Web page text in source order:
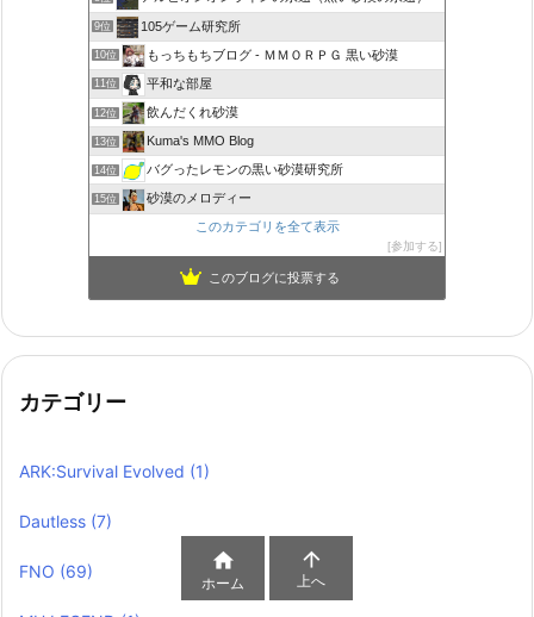
9位 105ゲーム研究所
10位 もっちもちブログ - ＭＭＯＲＰＧ 黒い砂漠
11位 平和な部屋
12位 飲んだくれ砂漠
13位 Kuma's MMO Blog
14位 バグったレモンの黒い砂漠研究所
15位
砂漠のメロディー
このカテゴリを全て表示
参加する
このブログに投票する
カテゴリー
ARK:Survival Evolved (1)
Dautless (7)
FNO (69) 
ホーム

上へ